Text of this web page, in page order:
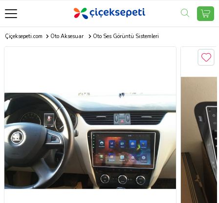
Çiçeksepeti.com Oto Aksesuar Oto Ses Görüntü Sistemleri